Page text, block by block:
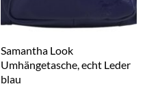
Samantha Look
Umhängetasche, echt Leder
blau